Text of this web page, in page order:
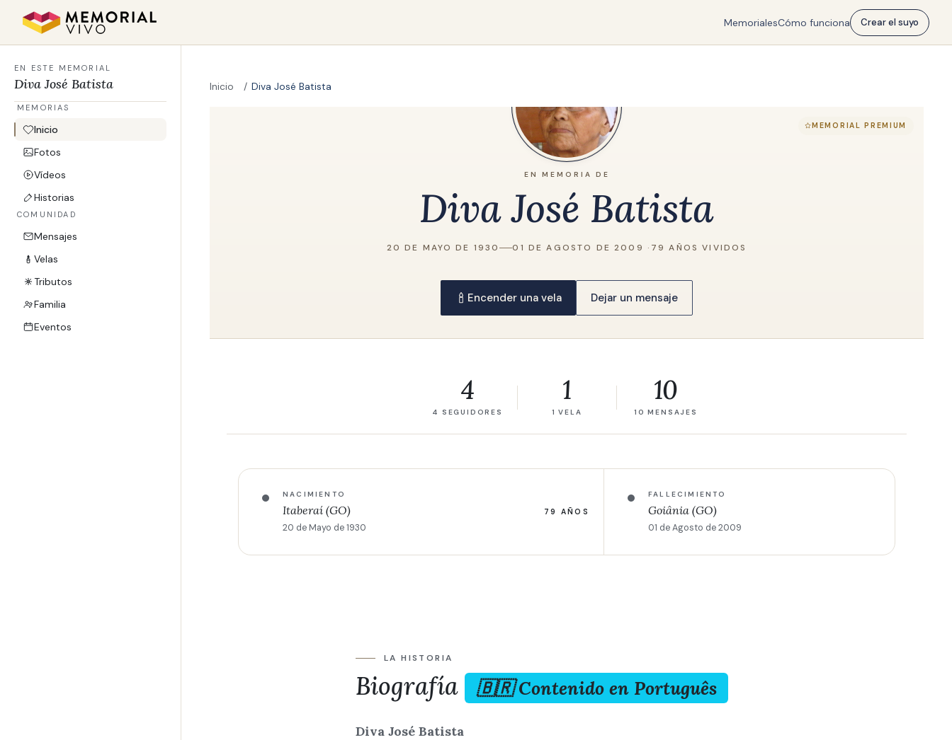
Ir al contenido principal
MemorialesCómo funciona Crear el suyo
EN ESTE MEMORIAL
Diva José Batista
MEMORIAS
Inicio
Fotos
Vídeos
Historias
COMUNIDAD
Mensajes
Velas
Tributos
Familia
Eventos
Inicio Diva José Batista
MEMORIAL PREMIUM
EN MEMORIA DE
Diva José Batista
20 DE MAYO DE 1930 01 DE AGOSTO DE 2009 · 79 AÑOS VIVIDOS
Encender una vela Dejar un mensaje
4
4 SEGUIDORES
1
1 VELA
10
10 MENSAJES
NACIMIENTO
Itaberaí (GO)
20 de Mayo de 1930
79 AÑOS
FALLECIMIENTO
Goiânia (GO)
01 de Agosto de 2009
LA HISTORIA
Biografía 🇧🇷 Contenido en Português
Diva José Batista